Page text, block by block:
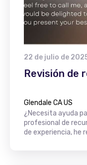
22 de julio de
Revisión de
Glendale CA US
¿Necesita ayuda
profesional de
de experiencia, he